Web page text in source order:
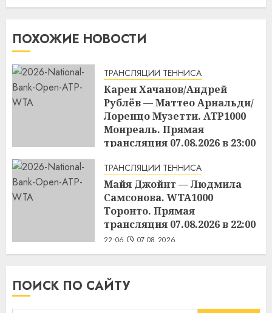
ПОХОЖИЕ НОВОСТИ
ТРАНСЛЯЦИИ ТЕННИСА
Карен Хачанов/Андрей
Рублёв — Маттео Арнальди/
Лоренцо Музетти. ATP1000
Монреаль. Прямая
трансляция 07.08.2026 в 23:00
ТРАНСЛЯЦИИ ТЕННИСА
Майя Джойнт — Людмила
Самсонова. WTA1000
Торонто. Прямая
трансляция 07.08.2026 в 22:00
22:06 07.08.2026
ПОИСК ПО САЙТУ